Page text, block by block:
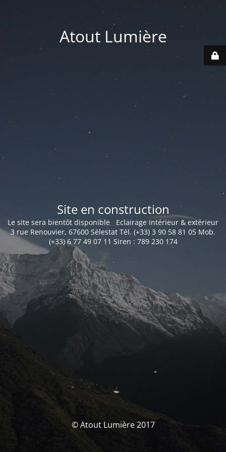
Atout Lumière
Site en construction
Le site sera bientôt disponible Eclairage intérieur & extérieur
3 rue Renouvier, 67600 Sélestat Tél. (+33) 3 90 58 81 05 Mob.
(+33) 6 77 49 07 11 Siren : 789 230 174
© Atout Lumière 2017